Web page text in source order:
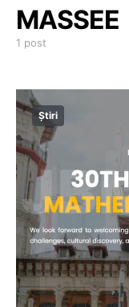
MASSEE
1 post
Știri